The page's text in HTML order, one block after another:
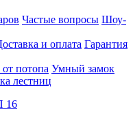
Частые вопросы Шоу-
и оплата Гарантия
потопа Умный замок
лестниц
16